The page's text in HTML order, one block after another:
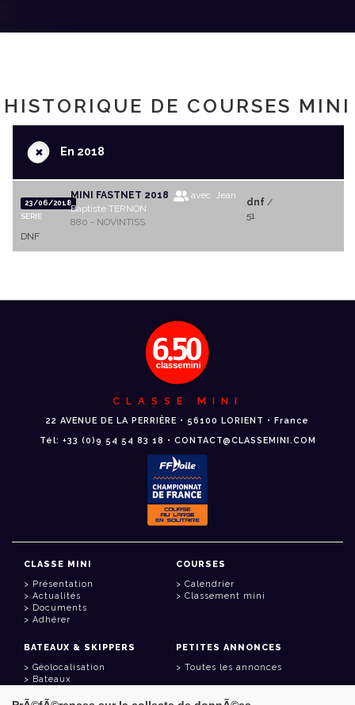
HISTORIQUE DE COURSES MINI
+En 2018
23/06/2018
SERIE
MINI FASTNET 2018
avec Jean
Baptiste TERNON
880 - NOVINTISS
dnf/
51
DNF
CLASSE MINI
22 AVENUE DE LA PERRIÈRE • 56100 LORIENT • France
Tél: +33 (0)9 54 54 83 18 • CONTACT@CLASSEMINI.COM
CLASSE MINI
Présentation
Actualités
Documents
Adhérer
COURSES
Calendrier
Classement mini
BATEAUX & SKIPPERS
Géolocalisation
Bateaux
PETITES ANNONCES
Toutes les annonces